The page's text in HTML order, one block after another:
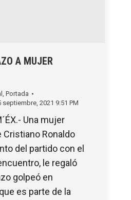
A MUJER
, Portada
septiembre, 2021 9:51 PM
Una mujer
Ronaldo
del partido con el
le regaló
golpeó en
es parte de la